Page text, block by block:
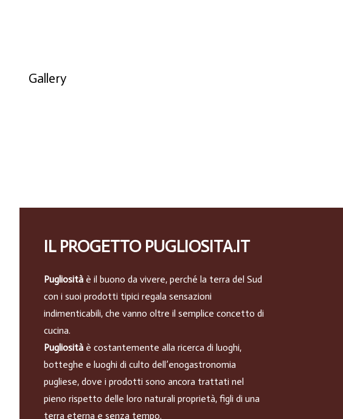
Gallery
IL PROGETTO PUGLIOSITA.IT
Pugliosità è il buono da vivere, perché la terra del Sud
con i suoi prodotti tipici regala sensazioni
indimenticabili, che vanno oltre il semplice concetto di
cucina.
Pugliosità è costantemente alla ricerca di luoghi,
botteghe e luoghi di culto dell’enogastronomia
pugliese, dove i prodotti sono ancora trattati nel
pieno rispetto delle loro naturali proprietà, figli di una
terra eterna e senza tempo.